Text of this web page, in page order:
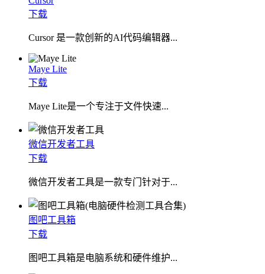
下载
Cursor 是一款创新的AI代码编辑器...
Maye Lite
下载
​Maye Lite是一个专注于文件快速...
微信开发者工具
下载
微信开发者工具是一款专门针对于...
图吧工具箱
下载
图吧工具箱是电脑系统和硬件维护...